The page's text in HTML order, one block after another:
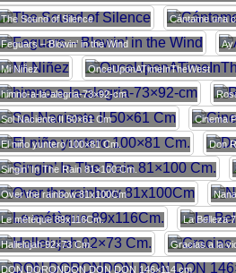
The Sound of Silence Cántame una
Feguars – Blowin’ in the Wind Ay
Mi Niñez OnceUponATimeInTheWest
himno-a-la-alegria-73×92-cm
Sol Naciente II 50×61 Cm Cinema
El niño yuntero 100×81 Cm. Don
Singin’ In The Rain 81×100 Cm.
Over the rainbow 81x100Cm
Le métèque 89x116Cm. La Belleza
Hallelujah 92×73 Cm. Gracias a la
DON DORONDON DON DON 146×114 cm